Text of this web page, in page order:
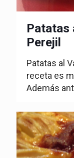
Patatas
Perejil
Patatas al
receta es
Además